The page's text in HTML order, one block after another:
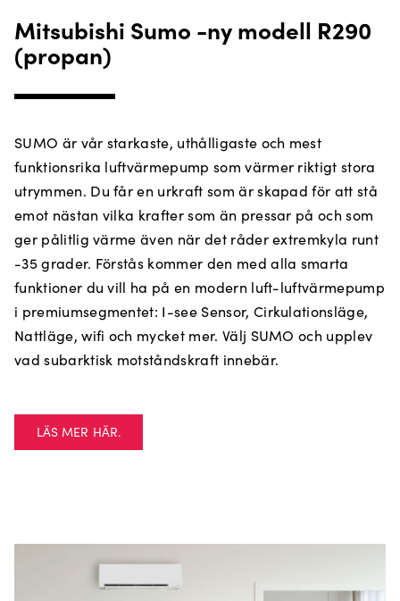
Mitsubishi Sumo -ny modell R290
(propan)
SUMO är vår starkaste, uthålligaste och mest
funktionsrika luftvärmepump som värmer riktigt stora
utrymmen. Du får en urkraft som är skapad för att stå
emot nästan vilka krafter som än pressar på och som
ger pålitlig värme även när det råder extremkyla runt
-35 grader. Förstås kommer den med alla smarta
funktioner du vill ha på en modern luft-luftvärmepump
i premiumsegmentet: I-see Sensor, Cirkulationsläge,
Nattläge, wifi och mycket mer. Välj SUMO och upplev
vad subarktisk motståndskraft innebär.
LÄS MER HÄR.